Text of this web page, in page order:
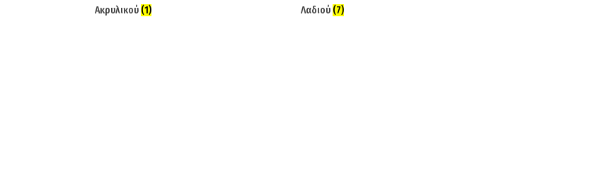
Ακρυλικού (1) Λαδιού (7)